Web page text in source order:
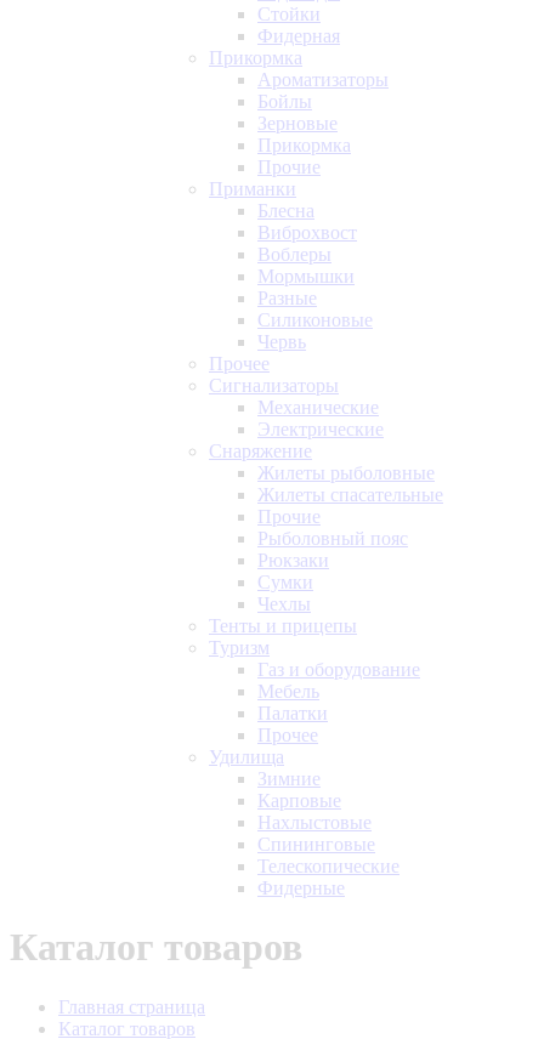
Стойки
Фидерная
Прикормка
Ароматизаторы
Бойлы
Зерновые
Прикормка
Прочие
Приманки
Блесна
Виброхвост
Воблеры
Мормышки
Разные
Силиконовые
Червь
Прочее
Сигнализаторы
Механические
Электрические
Снаряжение
Жилеты рыболовные
Жилеты спасательные
Прочие
Рыболовный пояс
Рюкзаки
Сумки
Чехлы
Тенты и прицепы
Туризм
Газ и оборудование
Мебель
Палатки
Прочее
Удилища
Зимние
Карповые
Нахлыстовые
Спининговые
Телескопические
Фидерные
Каталог товаров
Главная страница
Каталог товаров